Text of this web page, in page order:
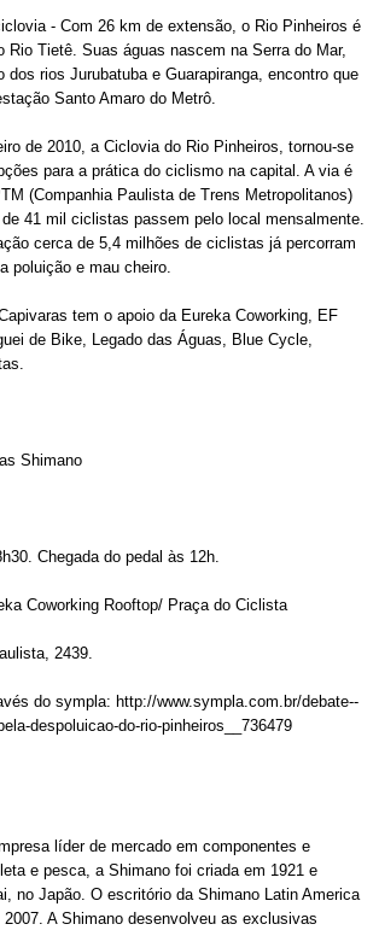
- Com 26 km de extensão, o Rio Pinheiros é
Rio Tietê. Suas águas nascem na Serra do Mar,
dos rios Jurubatuba e Guarapiranga, encontro que
Santo Amaro do Metrô.
de 2010, a Ciclovia do Rio Pinheiros, tornou-se
para a prática do ciclismo na capital. A via é
(Companhia Paulista de Trens Metropolitanos)
41 mil ciclistas passem pelo local mensalmente.
cerca de 5,4 milhões de ciclistas já percorram
poluição e mau cheiro.
tem o apoio da Eureka Coworking, EF
de Bike, Legado das Águas, Blue Cycle,
Shimano
Chegada do pedal às 12h.
Coworking Rooftop/ Praça do Ciclista
2439.
do sympla: http://www.sympla.com.br/debate--
despoluicao-do-rio-pinheiros__736479
líder de mercado em componentes e
e pesca, a Shimano foi criada em 1921 e
no Japão. O escritório da Shimano Latin America
A Shimano desenvolveu as exclusivas